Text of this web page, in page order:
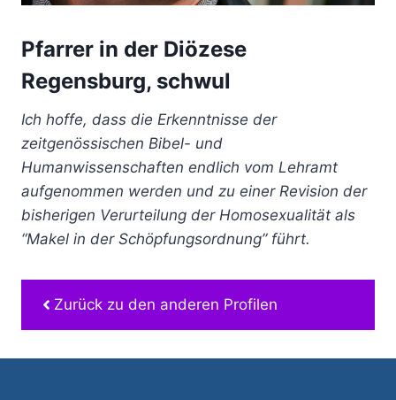
Pfarrer in der Diözese
Regensburg, schwul
Ich hoffe, dass die Erkenntnisse der
zeitgenössischen Bibel- und
Humanwissenschaften endlich vom Lehramt
aufgenommen werden und zu einer Revision der
bisherigen Verurteilung der Homosexualität als
“Makel in der Schöpfungsordnung” führt.
Zurück zu den anderen Profilen